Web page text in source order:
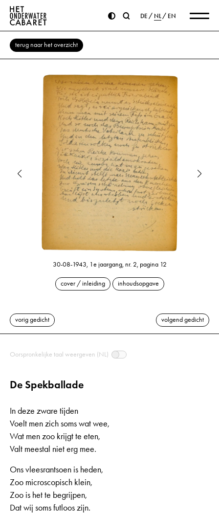
DE NL EN
terug naar het overzicht
30-08-1943, 1e jaargang, nr. 2, pagina 12
cover / inleiding inhoudsopgave
vorig gedicht volgend gedicht
Oorspronkelijke taal weergeven (NL)
De Spekballade
In deze zware tijden
Voelt men zich soms wat wee,
Wat men zoo krijgt te eten,
Valt meestal niet erg mee.
Ons vleesrantsoen is heden,
Zoo microscopisch klein,
Zoo is het te begrijpen,
Dat wij soms futloos zijn.